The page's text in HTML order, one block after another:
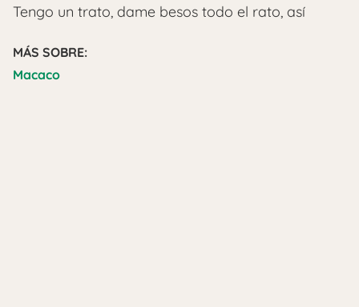
Tengo un trato, dame besos todo el rato, así
MÁS SOBRE:
Macaco